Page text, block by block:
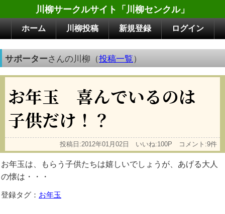
川柳サークルサイト「川柳センクル」
ホーム 川柳投稿 新規登録 ログイン
サポーターさんの川柳（投稿一覧）
お年玉 喜んでいるのは
子供だけ！？
投稿日:2012年01月02日 いいね:100P コメント:9件
お年玉は、もらう子供たちは嬉しいでしょうが、あげる大人
の懐は・・・
登録タグ： お年玉